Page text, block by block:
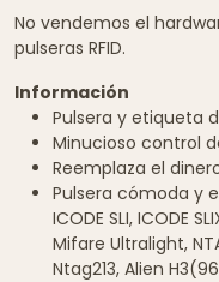
No vendemos el
pulseras RFID.
Información
Pulsera y etiqueta
Minucioso control
Reemplaza el
Pulsera cómoda y
ICODE SLI, ICODE
Mifare Ultralight,
Ntag213, Alien